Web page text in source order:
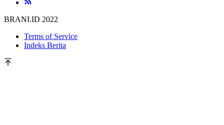
BRANI.ID 2022
Terms of Service
Indeks Berita